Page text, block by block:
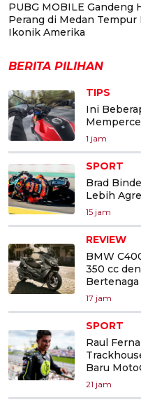
PUBG MOBILE Gandeng
Perang di Medan
Ikonik Amerika
BERITA PILIHAN
TIPS
Ini
1 jam
SPORT
Brad
Lebih
15 jam
REVIEW
BMW
350 cc
Bertenaga
17 jam
SPORT
Raul
Baru
21 jam